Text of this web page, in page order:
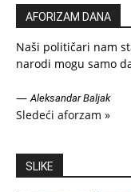
AFORIZAM DANA
Naši političari nam
narodi mogu samo
—Aleksandar Baljak
Sledeći aforzam »
SLIKE